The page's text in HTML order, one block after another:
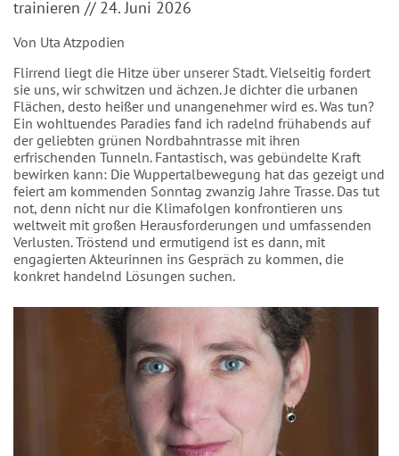
trainieren // 24. Juni 2026
Von Uta Atzpodien
Flirrend liegt die Hitze über unserer Stadt. Vielseitig fordert
sie uns, wir schwitzen und ächzen. Je dichter die urbanen
Flächen, desto heißer und unangenehmer wird es. Was tun?
Ein wohltuendes Paradies fand ich radelnd frühabends auf
der geliebten grünen Nordbahntrasse mit ihren
erfrischenden Tunneln. Fantastisch, was gebündelte Kraft
bewirken kann: Die Wuppertalbewegung hat das gezeigt und
feiert am kommenden Sonntag zwanzig Jahre Trasse. Das tut
not, denn nicht nur die Klimafolgen konfrontieren uns
weltweit mit großen Herausforderungen und umfassenden
Verlusten. Tröstend und ermutigend ist es dann, mit
engagierten Akteurinnen ins Gespräch zu kommen, die
konkret handelnd Lösungen suchen.